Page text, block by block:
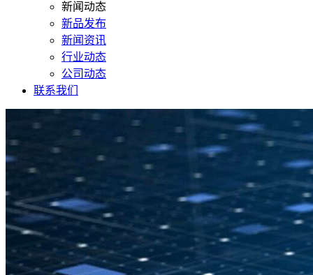
新闻动态
新品发布
新闻资讯
行业动态
公司动态
联系我们